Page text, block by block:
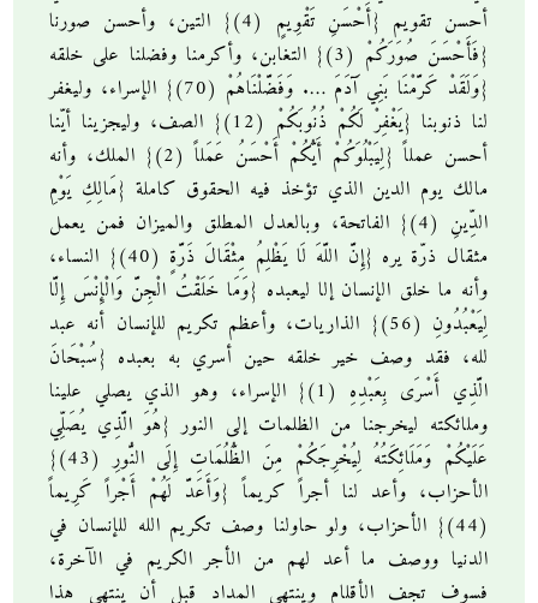
أحسن تقويم {أَحْسَنِ تَقْوِيمٍ (4)} التين، وأحسن صورنا
{فَأَحْسَنَ صُوَرَكُمْ (3)} التغابن، وأكرمنا وفضلنا على خلقه
{وَلَقَدْ كَرَّمْنَا بَنِي آَدَمَ …. وَفَضَّلْنَاهُمْ (70)} الإسراء، وليغفر
لنا ذنوبنا {يَغْفِرْ لَكُمْ ذُنُوبَكُمْ (12)} الصف، وليجزينا أيّنا
أحسن عملاً {لِيَبْلُوَكُمْ أَيُّكُمْ أَحْسَنُ عَمَلاً (2)} الملك، وأنه
مالك يوم الدين الذي تؤخذ فيه الحقوق كاملة {مَالِكِ يَوْمِ
الدِّينِ (4)} الفاتحة، وبالعدل المطلق والميزان فمن يعمل
مثقال ذرّة يره {إِنَّ اللَّهَ لَا يَظْلِمُ مِثْقَالَ ذَرَّةٍ (40)} النساء،
وأنه ما خلق الإنسان إلا ليعبده {وَمَا خَلَقْتُ الْجِنَّ وَالْإِنْسَ إِلَّا
لِيَعْبُدُونِ (56)} الذاريات، وأعظم تكريم للإنسان أنه عبد
لله، فقد وصف خير خلقه حين أسري به بعبده {سُبْحَانَ
الَّذِي أَسْرَى بِعَبْدِهِ (1)} الإسراء، وهو الذي يصلي علينا
وملائكته ليخرجنا من الظلمات إلى النور {هُوَ الَّذِي يُصَلِّي
عَلَيْكُمْ وَمَلَائِكَتُهُ لِيُخْرِجَكُمْ مِنَ الظُّلُمَاتِ إِلَى النُّورِ (43)}
الأحزاب، وأعد لنا أجراً كريماً {وَأَعَدَّ لَهُمْ أَجْراً كَرِيماً
(44)} الأحزاب، ولو حاولنا وصف تكريم الله للإنسان في
الدنيا ووصف ما أعد لهم من الأجر الكريم في الآخرة،
فسوف تجف الأقلام وينتهي المداد قبل أن ينتهي هذا